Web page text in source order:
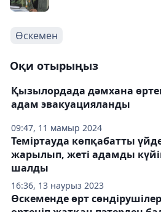
Өскемен
Оқи отырыңыз
09:47, 11 мамыр 2024
Қызылордада дәмхана
адам эвакуацияланды
16:36, 13 наурыз 2023
Теміртауда көпқабатты
жарылып, жеті адамды
шалды
Өскеменде өрт сөндірушілер